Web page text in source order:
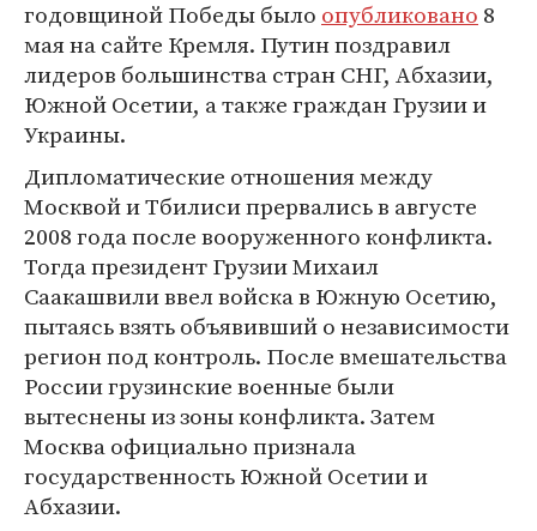
годовщиной Победы было опубликовано 8
мая на сайте Кремля. Путин поздравил
лидеров большинства стран СНГ, Абхазии,
Южной Осетии, а также граждан Грузии и
Украины.
Дипломатические отношения между
Москвой и Тбилиси прервались в августе
2008 года после вооруженного конфликта.
Тогда президент Грузии Михаил
Саакашвили ввел войска в Южную Осетию,
пытаясь взять объявивший о независимости
регион под контроль. После вмешательства
России грузинские военные были
вытеснены из зоны конфликта. Затем
Москва официально признала
государственность Южной Осетии и
Абхазии.